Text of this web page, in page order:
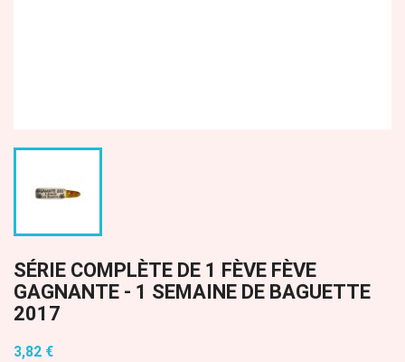
SÉRIE COMPLÈTE DE 1 FÈVE FÈVE
GAGNANTE - 1 SEMAINE DE BAGUETTE
2017
3,82 €